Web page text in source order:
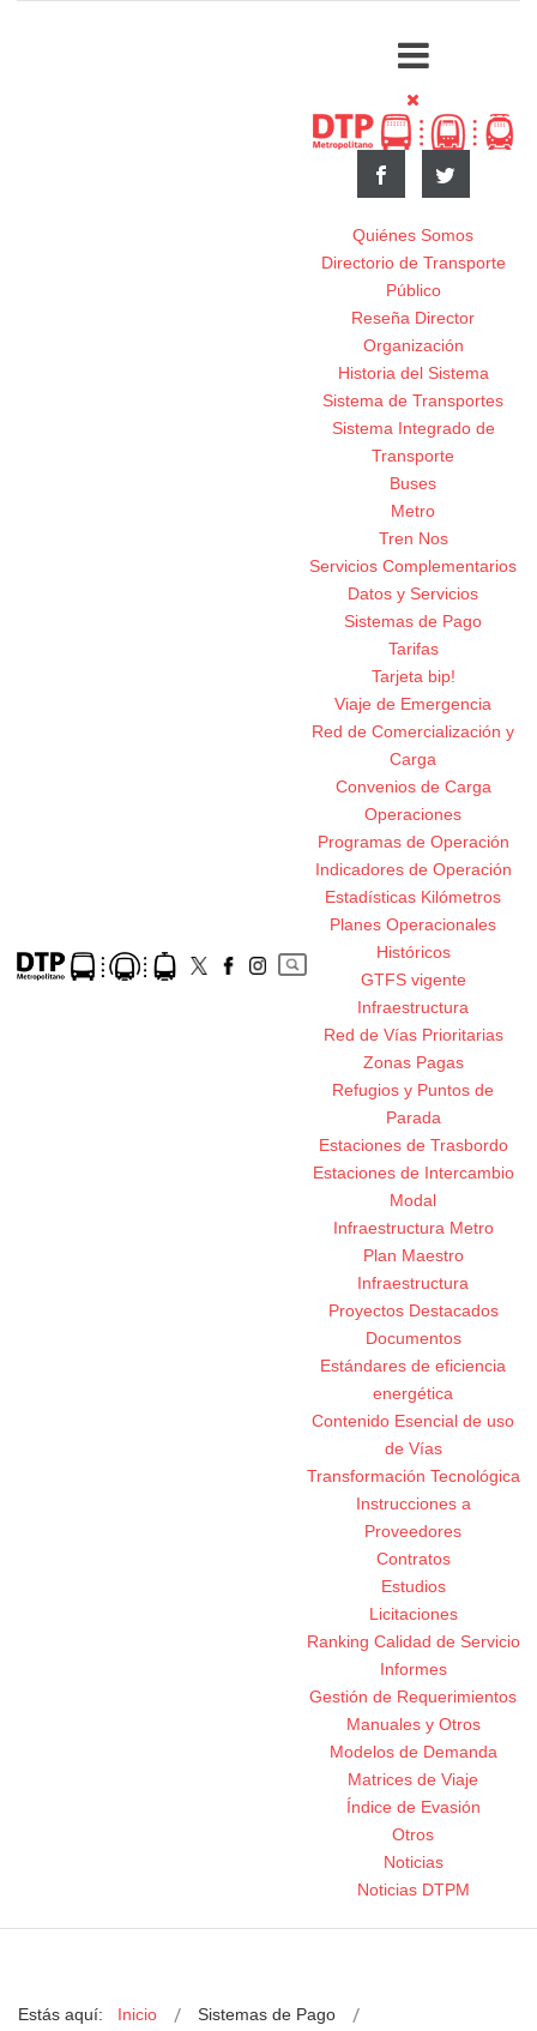
Quiénes Somos
Directorio de Transporte
Público
Reseña Director
Organización
Historia del Sistema
Sistema de Transportes
Sistema Integrado de
Transporte
Buses
Metro
Tren Nos
Servicios Complementarios
Datos y Servicios
Sistemas de Pago
Tarifas
Tarjeta bip!
Viaje de Emergencia
Red de Comercialización y
Carga
Convenios de Carga
Operaciones
Programas de Operación
Indicadores de Operación
Estadísticas Kilómetros
Planes Operacionales
Históricos
GTFS vigente
Infraestructura
Red de Vías Prioritarias
Zonas Pagas
Refugios y Puntos de
Parada
Estaciones de Trasbordo
Estaciones de Intercambio
Modal
Infraestructura Metro
Plan Maestro
Infraestructura
Proyectos Destacados
Documentos
Estándares de eficiencia
energética
Contenido Esencial de uso
de Vías
Transformación Tecnológica
Instrucciones a
Proveedores
Contratos
Estudios
Licitaciones
Ranking Calidad de Servicio
Informes
Gestión de Requerimientos
Manuales y Otros
Modelos de Demanda
Matrices de Viaje
Índice de Evasión
Otros
Noticias
Noticias DTPM
Estás aquí: Inicio
Sistemas de Pago